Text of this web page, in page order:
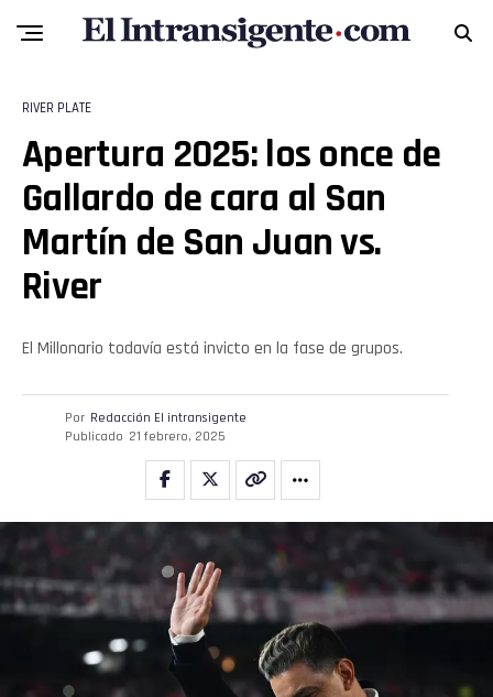
RIVER PLATE
Apertura 2025: los once de
Gallardo de cara al San
Martín de San Juan vs.
River
El Millonario todavía está invicto en la fase de grupos.
Por Redacción El intransigente
Publicado 21 febrero, 2025
Reddit
Whatsapp
Email